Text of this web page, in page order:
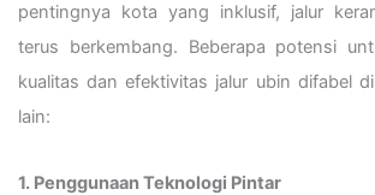
pentingnya kota yang inklusif, jalur
terus berkembang. Beberapa potensi
kualitas dan efektivitas jalur ubin difabel
lain:
1. Penggunaan Teknologi Pintar